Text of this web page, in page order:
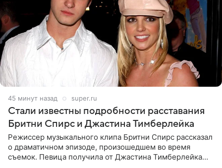
46 минут назад super.ru
Стали известны подробности расставания
Бритни Спирс и Джастина Тимберлейка
Режиссер музыкального клипа Бритни Спирс рассказал
о драматичном эпизоде, произошедшем во время
съемок. Певица получила от Джастина Тимберлейка